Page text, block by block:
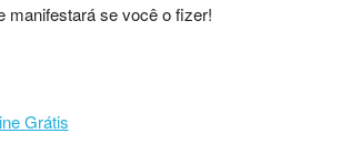
manifestará se você o fizer!
Grátis